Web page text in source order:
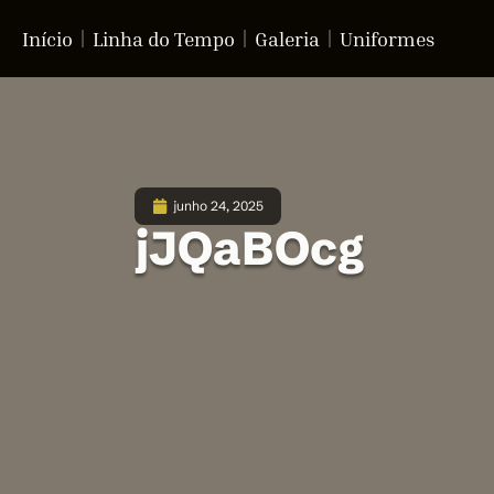
Início Linha do Tempo Galeria Uniformes
junho 24, 2025
jJQaBOcg